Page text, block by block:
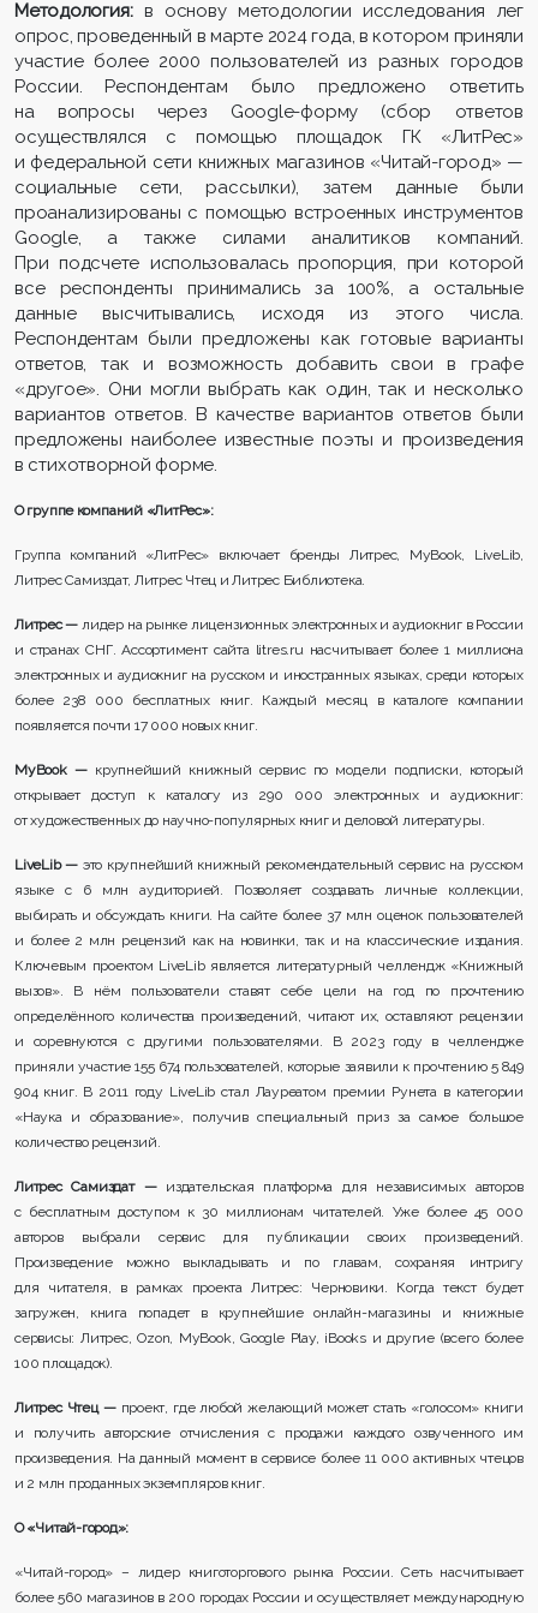
Методология:в основу методологии исследования лег
опрос, проведенный в марте 2024 года, в котором приняли
участие более 2000 пользователей из разных городов
России. Респондентам было предложено ответить
на вопросы через Google-форму (сбор ответов
осуществлялся с помощью площадок ГК «ЛитРес»
и федеральной сети книжных магазинов «Читай-город» —
социальные сети, рассылки), затем данные были
проанализированы с помощью встроенных инструментов
Google, а также силами аналитиков компаний.
При подсчете использовалась пропорция, при которой
все респонденты принимались за 100%, а остальные
данные высчитывались, исходя из этого числа.
Респондентам были предложены как готовые варианты
ответов, так и возможность добавить свои в графе
«другое». Они могли выбрать как один, так и несколько
вариантов ответов. В качестве вариантов ответов были
предложены наиболее известные поэты и произведения
в стихотворной форме.
О группе компаний «ЛитРес»:
Группа компаний «ЛитРес» включает бренды Литрес, MyBook, LiveLib,
Литрес Самиздат, Литрес Чтец и Литрес Библиотека.
Литрес —лидер на рынке лицензионных электронных и аудиокниг в России
и странах СНГ. Ассортимент сайта litres.ru насчитывает более 1 миллиона
электронных и аудиокниг на русском и иностранных языках, среди которых
более 238 000 бесплатных книг. Каждый месяц в каталоге компании
появляется почти 17 000 новых книг.
MyBook — крупнейший книжный сервис по модели подписки, который
открывает доступ к каталогу из 290 000 электронных и аудиокниг:
от художественных до научно-популярных книг и деловой литературы.
LiveLib — это крупнейший книжный рекомендательный сервис на русском
языке с 6 млн аудиторией. Позволяет создавать личные коллекции,
выбирать и обсуждать книги. На сайте более 37 млн оценок пользователей
и более 2 млн рецензий как на новинки, так и на классические издания.
Ключевым проектом LiveLib является литературный челлендж «Книжный
вызов». В нём пользователи ставят себе цели на год по прочтению
определённого количества произведений, читают их, оставляют рецензии
и соревнуются с другими пользователями. В 2023 году в челлендже
приняли участие 155 674 пользователей, которые заявили к прочтению 5 849
904 книг. В 2011 году LiveLib стал Лауреатом премии Рунета в категории
«Наука и образование», получив специальный приз за самое большое
количество рецензий.
Литрес Самиздат — издательская платформа для независимых авторов
с бесплатным доступом к 30 миллионам читателей. Уже более 45 000
авторов выбрали сервис для публикации своих произведений.
Произведение можно выкладывать и по главам, сохраняя интригу
для читателя, в рамках проекта Литрес: Черновики. Когда текст будет
загружен, книга попадет в крупнейшие онлайн-магазины и книжные
сервисы: Литрес, Ozon, MyBook, Google Play, iBooks и другие (всего более
100 площадок).
Литрес Чтец — проект, где любой желающий может стать «голосом» книги
и получить авторские отчисления с продажи каждого озвученного им
произведения. На данный момент в сервисе более 11 000 активных чтецов
и 2 млн проданных экземпляров книг.
О «Читай-город»:
«Читай-город» – лидер книготоргового рынка России. Сеть насчитывает
более 560 магазинов в 200 городах России и осуществляет международную